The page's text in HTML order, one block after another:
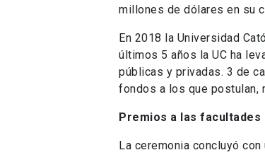
millones de dólares en su
En 2018 la Universidad
últimos 5 años la UC ha
públicas y privadas. 3 de
fondos a los que postulan,
Premios a las
La ceremonia concluyó